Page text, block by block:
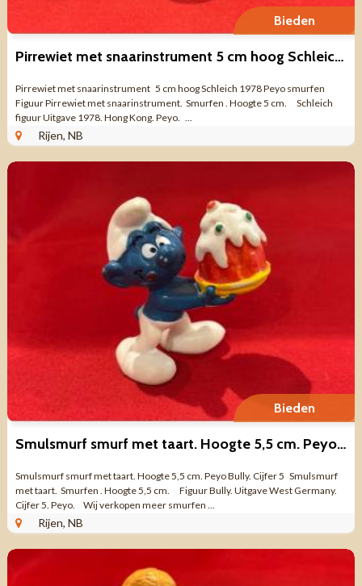
Bieden
Pirrewiet met snaarinstrument 5 cm hoog Schleich 1978 Peyo smur
Pirrewiet met snaarinstrument 5 cm hoog Schleich 1978 Peyo smurfen
Figuur Pirrewiet met snaarinstrument. Smurfen . Hoogte 5 cm. Schleich
figuur Uitgave 1978. Hong Kong. Peyo. ...
Rijen, NB
Bieden
Smulsmurf smurf met taart. Hoogte 5,5 cm. Peyo Bully. Cijfer 5
Smulsmurf smurf met taart. Hoogte 5,5 cm. Peyo Bully. Cijfer 5 Smulsmurf
met taart. Smurfen . Hoogte 5,5 cm. Figuur Bully. Uitgave West Germany.
Cijfer 5. Peyo. Wij verkopen meer smurfen ...
Rijen, NB